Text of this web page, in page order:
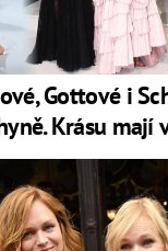
Gottové i
Krásu mají